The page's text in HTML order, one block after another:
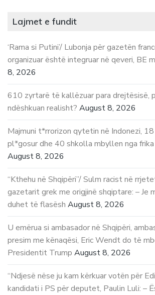
Lajmet e fundit
‘Rama si Putini’/ Lubonja për gazetën
organizuar është integruar në qeveri, BE
8, 2026
610 zyrtarë të kallëzuar para drejtësisë,
ndëshkuan realisht? August 8, 2026
Majmuni t*rrorizon qytetin në Indonezi,
pl*gosur dhe 40 shkolla mbyllen nga
August 8, 2026
“Kthehu në Shqipëri”/ Sulm racist në
gazetarit grek me origjinë shqiptare: – Je
duhet të flasësh August 8, 2026
U emërua si ambasador në Shqipëri,
presim me kënaqësi, Eric Wendt do të
Presidentit Trump August 8, 2026
“Ndjesë nëse ju kam kërkuar votën për
kandidati i PS për deputet, Paulin Luli: –